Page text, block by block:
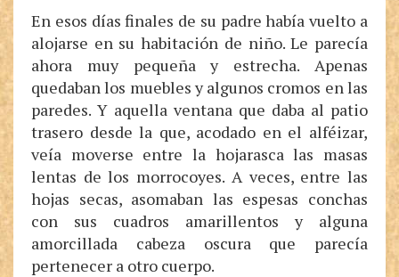
En esos días finales de su padre había vuelto a
alojarse en su habitación de niño. Le parecía
ahora muy pequeña y estrecha. Apenas
quedaban los muebles y algunos cromos en las
paredes. Y aquella ventana que daba al patio
trasero desde la que, acodado en el alféizar,
veía moverse entre la hojarasca las masas
lentas de los morrocoyes. A veces, entre las
hojas secas, asomaban las espesas conchas
con sus cuadros amarillentos y alguna
amorcillada cabeza oscura que parecía
pertenecer a otro cuerpo.